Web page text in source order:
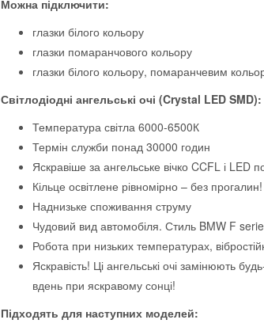
Можна підключити:
глазки білого кольору
глазки помаранчового кольору
глазки білого кольору, помаранчевим
Світлодіодні ангельські очі (Crystal LED SMD):
Температура світла 6000-6500К
Термін служби понад 30000 годин
Яскравіше за ангельське вічко CCFL і LED
Кільце освітлене рівномірно – без прогалин!
Наднизьке споживання струму
Чудовий вид автомобіля. Стиль BMW F
Робота при низьких температурах,
Яскравість! Ці ангельські очі замінюють
вдень при яскравому сонці!
Підходять для наступних моделей: